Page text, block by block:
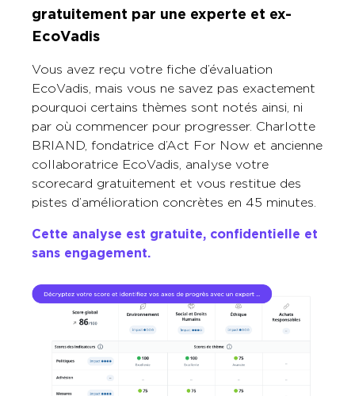
gratuitement par une experte et ex-
EcoVadis
Vous avez reçu votre fiche d’évaluation
EcoVadis, mais vous ne savez pas exactement
pourquoi certains thèmes sont notés ainsi, ni
par où commencer pour progresser. Charlotte
BRIAND, fondatrice d’Act For Now et ancienne
collaboratrice EcoVadis, analyse votre
scorecard gratuitement et vous restitue des
pistes d’amélioration concrètes en 45 minutes.
Cette analyse est gratuite, confidentielle et
sans engagement.